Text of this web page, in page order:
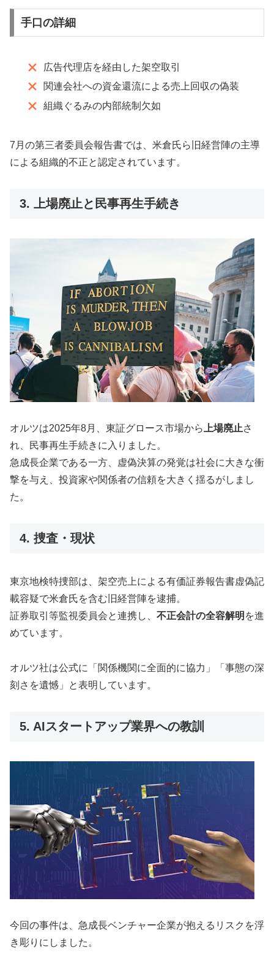
手口の詳細
広告代理店を経由した架空取引
関連会社への資金還流による売上回収の偽装
組織ぐるみの内部統制欠如
7月の第三者委員会報告書では、米倉氏ら旧経営陣の主導
による組織的不正と認定されています。
3. 上場廃止と民事再生手続き
オルツは2025年8月、東証グロース市場から 上場廃止さ
れ、民事再生手続きに入りました。
急成長企業である一方、虚偽決算の発覚は社会に大きな衝
撃を与え、投資家や関係者の信頼を大きく揺るがしまし
た。
4. 捜査・現状
東京地検特捜部は、架空売上による有価証券報告書虚偽記
載容疑で米倉氏を含む旧経営陣を逮捕。
証券取引等監視委員会と連携し、 不正会計の全容解明 を進
めています。
オルツ社は公式に「関係機関に全面的に協力」「事態の深
刻さを遺憾」と表明しています。
5. AIスタートアップ業界への教訓
今回の事件は、急成長ベンチャー企業が抱えるリスクを浮
き彫りにしました。